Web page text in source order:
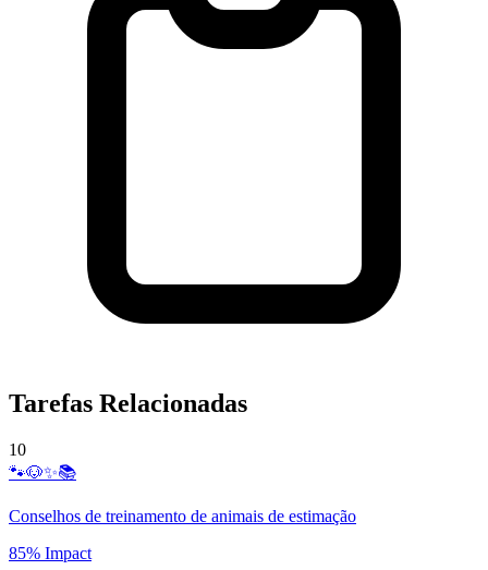
Tarefas Relacionadas
10
🐾🐶✨📚
Conselhos de treinamento de animais de estimação
85% Impact